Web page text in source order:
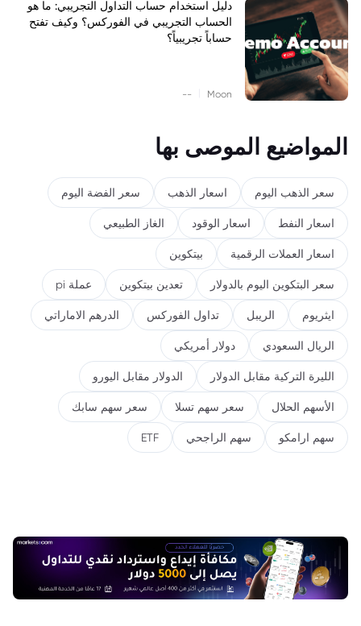
دليل استخدام حساب التداول التجريبي: ما هو
الحساب التجريبي في الفوركس؟ وكيف تفتح
حساباً تجريبياً؟
Moon
--
المواضيع الموصى بها
سعر الذهب اليوم اسعار الذهب سعر الفضة اليوم
اسعار النفط اسعار الوقود الغاز الطبيعي
اسعار العملات الرقمية بيتكوين
سعر البتكوين اليوم بالدولار تعدين بيتكوين عملة pi
ايثريوم الريبل تداول الفوركس الدرهم الاماراتي
الريال السعودي دولار أمريكي
الليرة التركية مقابل الدولار الدولار مقابل اليورو
الأسهم الحلال سعر سهم تسلا سعر سهم سابك
سهم ارامكو سهم الراجحي ETF